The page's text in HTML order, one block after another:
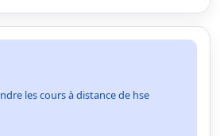
les cours à distance de hse